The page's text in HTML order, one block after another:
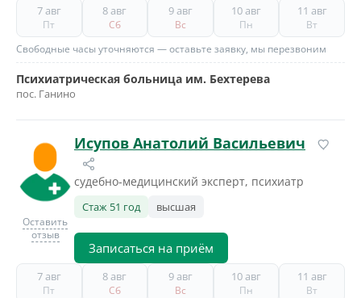
7 авг
Пт
8 авг
Сб
9 авг
Вс
10 авг
Пн
11 авг
Вт
Свободные часы уточняются — оставьте заявку, мы перезвоним
Психиатрическая больница им. Бехтерева
пос. Ганино
Оставить
отзыв
Исупов Анатолий Васильевич
судебно-медицинский эксперт, психиатр
Стаж 51 год высшая
Записаться на приём
7 авг
Пт
8 авг
Сб
9 авг
Вс
10 авг
Пн
11 авг
Вт